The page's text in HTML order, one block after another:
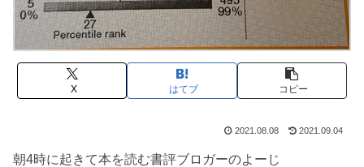
X はてブ コピー
2021.08.08 2021.09.04
朝4時に起きて本を読む書評ブロガーのよーじ